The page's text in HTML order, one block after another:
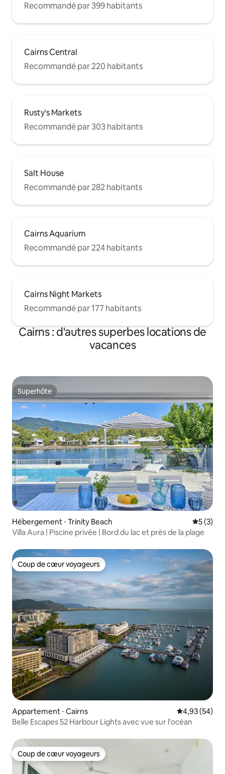
Recommandé par 399 habitants
Cairns Central
Recommandé par 220 habitants
Rusty's Markets
Recommandé par 303 habitants
Salt House
Recommandé par 282 habitants
Cairns Aquarium
Recommandé par 224 habitants
Cairns Night Markets
Recommandé par 177 habitants
Cairns : d'autres superbes locations de
vacances
Superhôte
Superhôte
Hébergement ⋅ Trinity Beach
5 (3)
Villa Aura | Piscine privée | Bord du lac et près de la plage
Coup de cœur voyageurs
Coup de cœur voyageurs
Appartement ⋅ Cairns Évaluation
4,93 (54)
Belle Escapes 52 Harbour Lights avec vue sur l'océan
Coup de cœur voyageurs
Coup de cœur voyageurs